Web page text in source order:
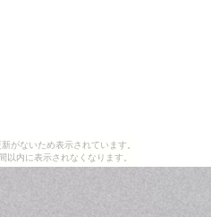
がないため表示されています。
以内に表示されなくなります。